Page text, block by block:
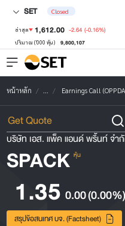
SET Closed
ล่าสุด 1,612.00 -2.64 (-0.16%)
ปริมาณ ('000 หุ้น) 9,800,107
หน้าหลัก ... Earnings Call
บริษัท เอส. แพ็ค แอนด์ พริ้นท์ จำ
SPACK หุ้น
1.35 0.00(0.00%)
สรุปข้อสนเทศ บจ. (Factsheet)